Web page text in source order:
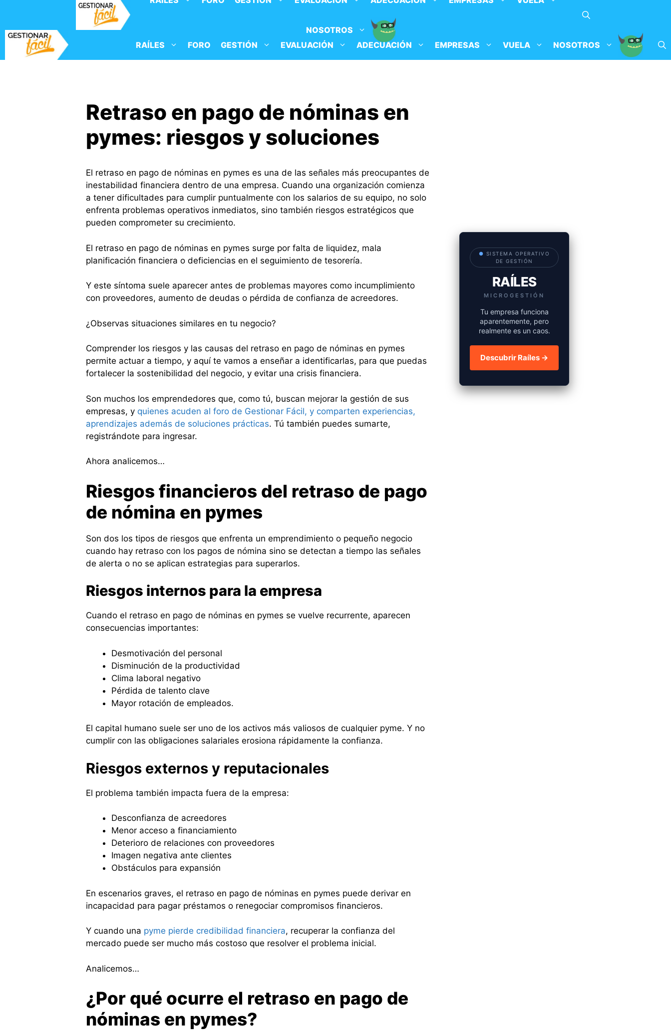
contenido
NOSOTROS
RAÍLES
FORO GESTIÓN EVALUACIÓN ADECUACIÓN EMPRESAS VUELA NOSOTROS
Retraso en pago de nóminas en
pymes: riesgos y soluciones
El retraso en pago de nóminas en pymes es una de las señales más preocupantes de
inestabilidad financiera dentro de una empresa. Cuando una organización comienza
a tener dificultades para cumplir puntualmente con los salarios de su equipo, no solo
enfrenta problemas operativos inmediatos, sino también riesgos estratégicos que
pueden comprometer su crecimiento.
El retraso en pago de nóminas en pymes surge por falta de liquidez, mala
planificación financiera o deficiencias en el seguimiento de tesorería.
Y este síntoma suele aparecer antes de problemas mayores como incumplimiento
con proveedores, aumento de deudas o pérdida de confianza de acreedores.
¿Observas situaciones similares en tu negocio?
Comprender los riesgos y las causas del retraso en pago de nóminas en pymes
permite actuar a tiempo, y aquí te vamos a enseñar a identificarlas, para que puedas
fortalecer la sostenibilidad del negocio, y evitar una crisis financiera.
Son muchos los emprendedores que, como tú, buscan mejorar la gestión de sus
empresas, y quienes acuden al foro de Gestionar Fácil, y comparten experiencias,
aprendizajes además de soluciones prácticas. Tú también puedes sumarte,
registrándote para ingresar.
Ahora analicemos…
Riesgos financieros del retraso de pago
de nómina en pymes
Son dos los tipos de riesgos que enfrenta un emprendimiento o pequeño negocio
cuando hay retraso con los pagos de nómina sino se detectan a tiempo las señales
de alerta o no se aplican estrategias para superarlos.
Riesgos internos para la empresa
Cuando el retraso en pago de nóminas en pymes se vuelve recurrente, aparecen
consecuencias importantes:
Desmotivación del personal
Disminución de la productividad
Clima laboral negativo
Pérdida de talento clave
Mayor rotación de empleados.
El capital humano suele ser uno de los activos más valiosos de cualquier pyme. Y no
cumplir con las obligaciones salariales erosiona rápidamente la confianza.
Riesgos externos y reputacionales
El problema también impacta fuera de la empresa:
Desconfianza de acreedores
Menor acceso a financiamiento
Deterioro de relaciones con proveedores
Imagen negativa ante clientes
Obstáculos para expansión
En escenarios graves, el retraso en pago de nóminas en pymes puede derivar en
incapacidad para pagar préstamos o renegociar compromisos financieros.
Y cuando una pyme pierde credibilidad financiera, recuperar la confianza del
mercado puede ser mucho más costoso que resolver el problema inicial.
Analicemos…
¿Por qué ocurre el retraso en pago de
nóminas en pymes?
● SISTEMA OPERATIVO
DE GESTIÓN
RAÍLES
MICROGESTIÓN
Tu empresa funciona
aparentemente, pero
realmente es un caos.
Descubrir Raíles →